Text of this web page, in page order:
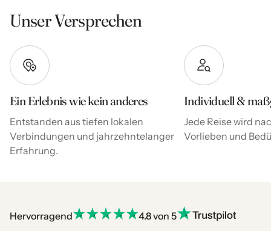
Unser Versprechen
Ein Erlebnis wie kein anderes
Entstanden aus tiefen lokalen
Verbindungen und jahrzehntelanger
Erfahrung.
Individuell &
Jede Reise wird
Vorlieben und
Hervorragend 4.8 von 5